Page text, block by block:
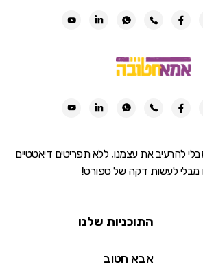
להרעיב את עצמנו, ללא תפריטים דיאטטיים
מבלי לעשות דקה של ספורט!
התוכניות שלנו
אבא חטוב